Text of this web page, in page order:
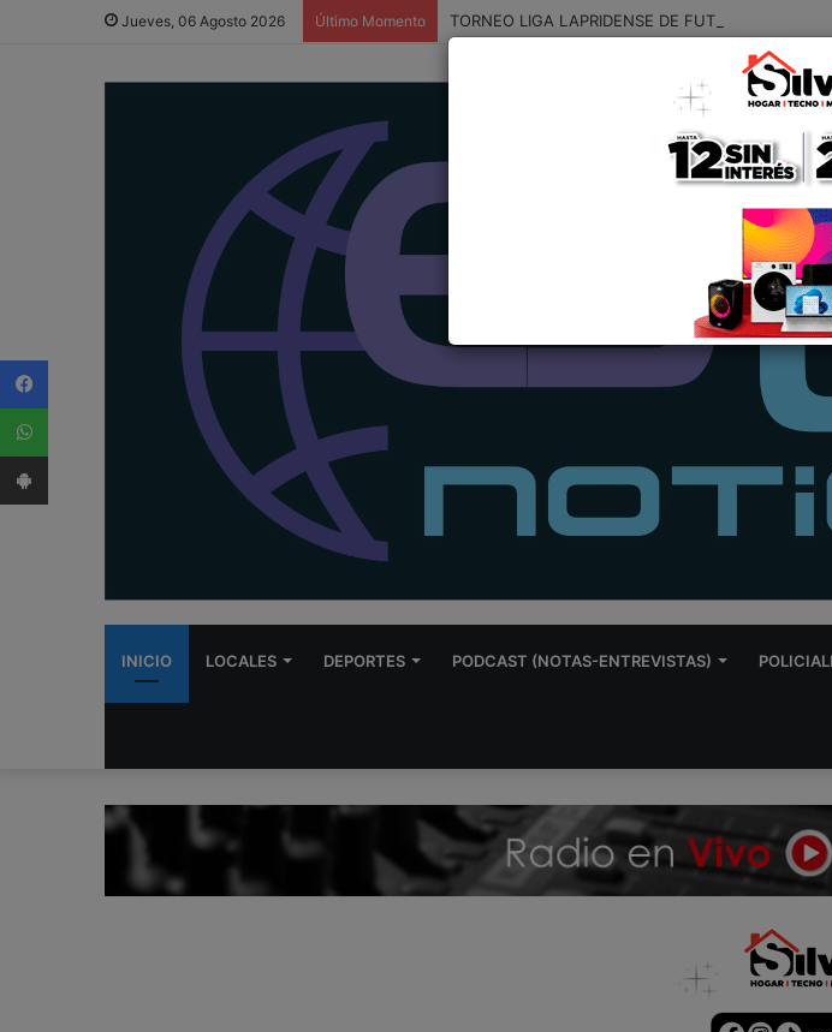
Jueves, 06 Agosto 2026 Último Momento TORNEO LIGA LAPRIDENSE DE FUTBOL:
INICIO LOCALES DEPORTES PODCAST (NOTAS-ENTREVISTAS)